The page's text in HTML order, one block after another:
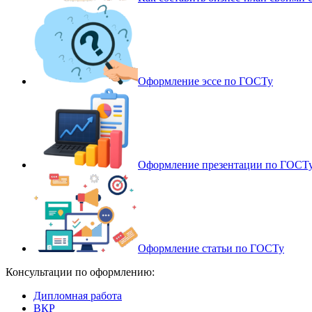
Оформление эссе по ГОСТу
Оформление презентации по
Оформление статьи по ГОСТу
Консультации по оформлению:
Дипломная работа
ВКР